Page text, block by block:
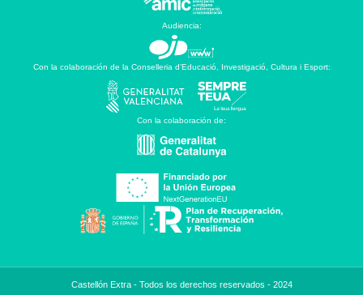
Audiencia:
Con la colaboración de la Conselleria d’Educació, Investigació, Cultura i Esport:
Con la colaboración de:
Castellón Extra - Todos los derechos reservados - 2024